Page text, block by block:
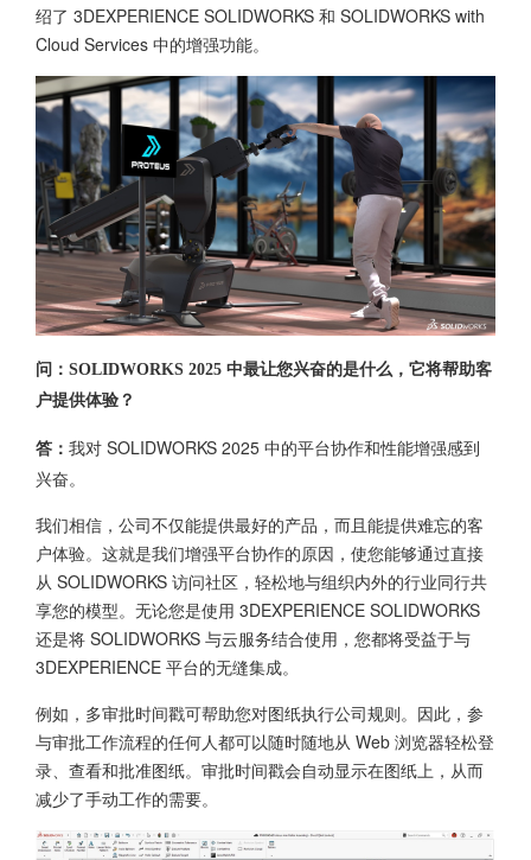
绍了 3DEXPERIENCE SOLIDWORKS 和 SOLIDWORKS with
Cloud Services 中的增强功能。
问：SOLIDWORKS 2025 中最让您兴奋的是什么，它将帮助客
户提供体验？
答： 我对 SOLIDWORKS 2025 中的平台协作和性能增强感到
兴奋。
我们相信，公司不仅能提供最好的产品，而且能提供难忘的客
户体验。这就是我们增强平台协作的原因，使您能够通过直接
从 SOLIDWORKS 访问社区，轻松地与组织内外的行业同行共
享您的模型。无论您是使用 3DEXPERIENCE SOLIDWORKS
还是将 SOLIDWORKS 与云服务结合使用，您都将受益于与
3DEXPERIENCE 平台的无缝集成。
例如，多审批时间戳可帮助您对图纸执行公司规则。因此，参
与审批工作流程的任何人都可以随时随地从 Web 浏览器轻松登
录、查看和批准图纸。审批时间戳会自动显示在图纸上，从而
减少了手动工作的需要。